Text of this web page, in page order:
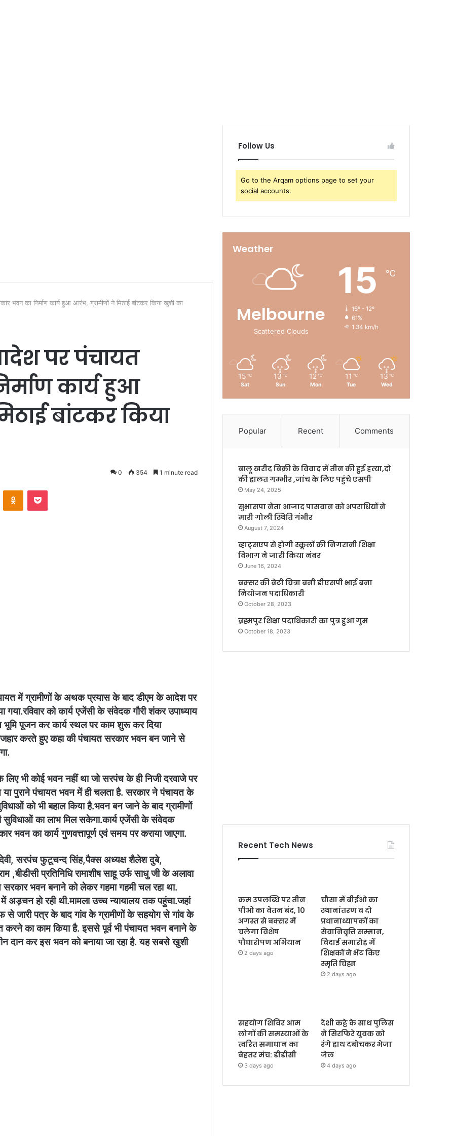
भवन का निर्माण कार्य हुआ आरंभ, ग्रामीणों ने मिठाई बांटकर किया खुशी का
पर पंचायत
कार्य हुआ
बांटकर किया
0 354 1 minute read
में ग्रामीणों के अथक प्रयास के बाद डीएम के आदेश पर
को कार्य एजेंसी के संवेदक गौरी शंकर उपाध्याय
पूजन कर कार्य स्थल पर काम शुरू कर दिया
करते हुए कहा की पंचायत सरकार भवन बन जाने से
भी कोई भवन नहीं था जो सरपंच के ही निजी दरवाजे पर
पुराने पंचायत भवन में ही चलता है. सरकार ने पंचायत के
को भी बहाल किया है.भवन बन जाने के बाद ग्रामीणों
का लाभ मिल सकेगा.कार्य एजेंसी के संवेदक
भवन का कार्य गुणवत्तापूर्ण एवं समय पर कराया जाएगा.
देवी, सरपंच फुटूचन्द सिंह,पैक्स अध्यक्ष शैलेश दुबे,
प्रतिनिधि रामाशीष साहू उर्फ साधु जी के अलावा
भवन बनाने को लेकर गहमा गहमी चल रहा था.
हो रही थी.मामला उच्च न्यायालय तक पहुंचा.जहां
जारी पत्र के बाद गांव के ग्रामीणों के सहयोग से गांव के
करने का काम किया है. इससे पूर्व भी पंचायत भवन बनाने के
दान कर इस भवन को बनाया जा रहा है. यह सबसे खुशी
Follow Us
Go to the Arqam options page to set your
social accounts.
Weather
Melbourne
Scattered Clouds
15 ℃
16º - 12º
61%
1.34 km/h
15 ℃
Sat
13 ℃
Sun
12 ℃
Mon
11 ℃
Tue
13 ℃
Wed
Popular Recent Comments
बालू खरीद बिक्री के विवाद में तीन की हुई हत्या,दो
की हालत गम्भीर ,जांच के लिए पहुंचे एसपी
May 24, 2025
सुभासपा नेता आजाद पासवान को अपराधियों ने
मारी गोली स्थिति गंभीर
August 7, 2024
व्हाट्सएप से होगी स्कूलों की निगरानी शिक्षा
विभाग ने जारी किया नंबर
June 16, 2024
बक्सर की बेटी चित्रा बनी डीएसपी भाई बना
नियोजन पदाधिकारी
October 28, 2023
ब्रह्मपुर शिक्षा पदाधिकारी का पुत्र हुआ गुम
October 18, 2023
Recent Tech News
कम उपलब्धि पर तीन
पीओ का वेतन बंद, 10
अगस्त से बक्सर में
चलेगा विशेष
पौधारोपण अभियान
2 days ago
चौसा में बीईओ का
स्थानांतरण व दो
प्रधानाध्यापकों का
सेवानिवृत्ति सम्मान,
विदाई समारोह में
शिक्षकों ने भेंट किए
स्मृति चिह्न
2 days ago
सहयोग शिविर आम
लोगों की समस्याओं के
त्वरित समाधान का
बेहतर मंच: डीडीसी
3 days ago
देशी कट्टे के साथ पुलिस
ने सिरफिरे युवक को
रंगे हाथ दबोचकर भेजा
जेल
4 days ago